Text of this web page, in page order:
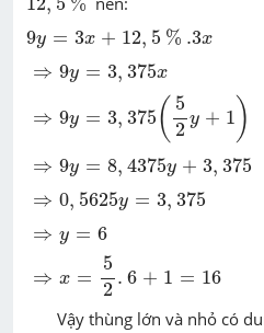
9y = 3x + 12, 5 % .3x
9y =3 x+12 5% .3 x
⇒ 9y = 3, 375x
⇒9 y=3 ,375 x
⇒ 9y = 3, 375( 5
2
y + 1 )
+ 1)
⇒ 9y = 8, 4375y + 3, 375
⇒9 y=8 ,4375y+3,375
⇒ 0, 5625y = 3, 375
⇒0 5625y=3 ,375
⇒ y = 6
⇒y =6
⇒ x =
5
2
. 6 + 1 = 16
+
Vậy thùng lớn và nhỏ có